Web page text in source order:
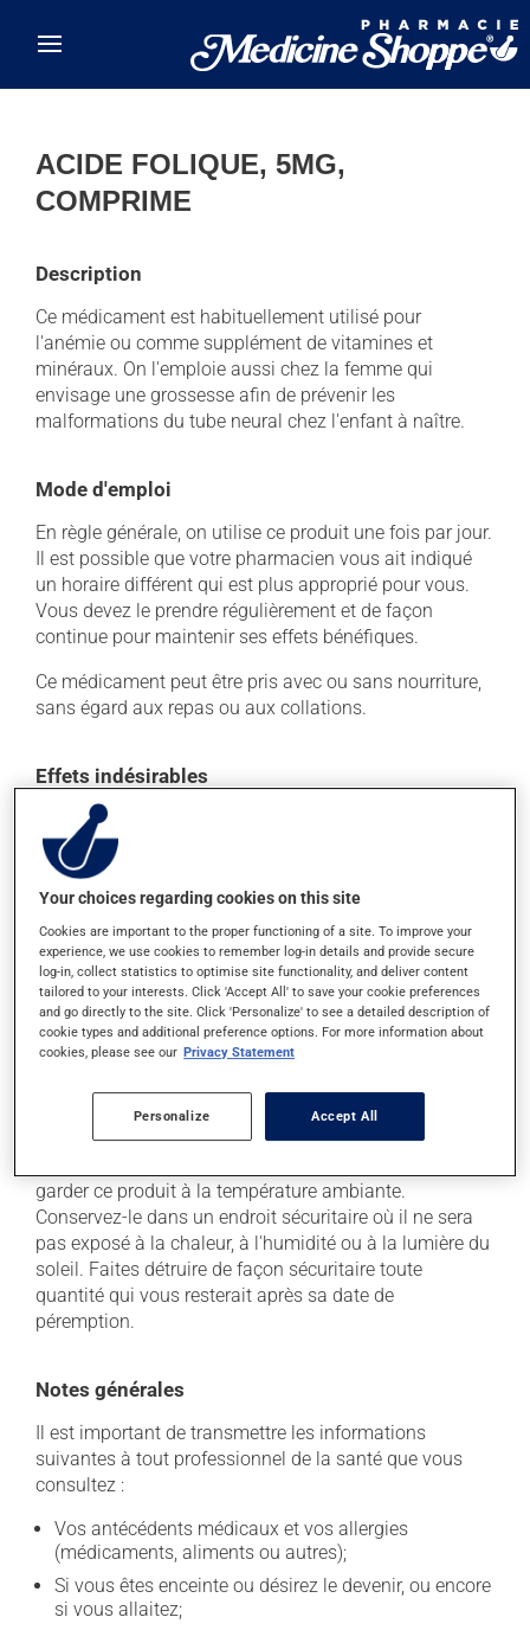
ACIDE FOLIQUE, 5MG,
COMPRIME
Description
Ce médicament est habituellement utilisé pour
l'anémie ou comme supplément de vitamines et
minéraux. On l'emploie aussi chez la femme qui
envisage une grossesse afin de prévenir les
malformations du tube neural chez l'enfant à naître.
Mode d'emploi
En règle générale, on utilise ce produit une fois par jour.
Il est possible que votre pharmacien vous ait indiqué
un horaire différent qui est plus approprié pour vous.
Vous devez le prendre régulièrement et de façon
continue pour maintenir ses effets bénéfiques.
Ce médicament peut être pris avec ou sans nourriture,
sans égard aux repas ou aux collations.
Effets indésirables
Ce produit est généralement bien toléré et il est rare
que des effets secondaires soient rapportés par ceux
qui l'utilisent. À l'occasion, des réactions mineures
peuvent survenir, mais elles disparaissent d'elles-
mêmes rapidement, sans intervention. Si vous croyez
que ce produit est la cause d'un problème qui vous
incommode, n'hésitez pas à en parler avec vos
professionnels de la santé. Ils pourront vous aider à
déterminer si votre traitement en est la source et, au
besoin, vous aider à bien gérer la situation.
Conservation
garder ce produit à la température ambiante.
Conservez-le dans un endroit sécuritaire où il ne sera
pas exposé à la chaleur, à l'humidité ou à la lumière du
soleil. Faites détruire de façon sécuritaire toute
quantité qui vous resterait après sa date de
péremption.
Notes générales
Il est important de transmettre les informations
suivantes à tout professionnel de la santé que vous
consultez :
Vos antécédents médicaux et vos allergies
(médicaments, aliments ou autres);
Si vous êtes enceinte ou désirez le devenir, ou encore
si vous allaitez;
Your choices regarding cookies on this site
Cookies are important to the proper functioning of a site. To improve your
experience, we use cookies to remember log-in details and provide secure
log-in, collect statistics to optimise site functionality, and deliver content
tailored to your interests. Click 'Accept All' to save your cookie preferences
and go directly to the site. Click 'Personalize' to see a detailed description of
cookie types and additional preference options. For more information about
cookies, please see our Privacy Statement
Personalize Accept All